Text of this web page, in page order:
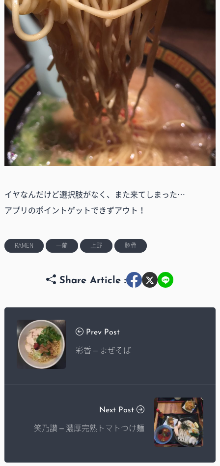
イヤなんだけど選択肢がなく、また来てしまった…
アプリのポイントゲットできずアウト！
RAMEN 一蘭 上野 豚骨
Share Article :
Prev Post
彩香 – まぜそば
Next Post
笑乃讃 – 濃厚完熟トマトつけ麺